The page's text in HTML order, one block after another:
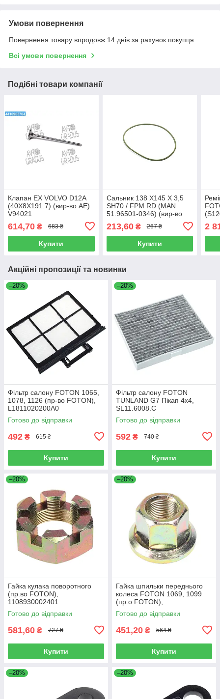
Умови повернення
Повернення товару впродовж 14 днів за рахунок покупця
Всі умови повернення
Подібні товари компанії
Клапан EX VOLVO D12A
(40X8X191.7) (вир-во AE)
V94021
614,70 ₴ 683 ₴
Купити
Сальник 138 X145 X 3,5
SH70 / FPM RD (MAN
51.96501-0346) (вир-во
213,60₴ 267 ₴
Купити
2
Акційні пропозиції та новинки
–20%
Фільтр салону FOTON 1065,
1078, 1126 (пр-во FOTON),
L1811020200A0
Готово до відправки
492 ₴ 615 ₴
Купити
–20%
Фільтр салону FOTON
TUNLAND G7 Пікап 4х4,
SL11.6008.C
Готово до відправки
592 ₴ 740 ₴
Купити
–20%
Гайка кулака поворотного
(пр.во FOTON),
1108930002401
Готово до відправки
581,60 ₴ 727 ₴
Купити
–20%
Гайка шпильки переднього
колеса FOTON 1069, 1099
(пр.о FOTON),
1106930003404
Готово до відправки
451,20 ₴ 564 ₴
Купити
–20% –20%